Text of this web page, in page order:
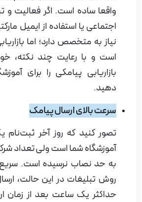
واقعا ساده است. اگر فعالیت و
اجتماعی یا استفاده از ایمیل
نیاز به متخصص دارد؛ اما
است و با رعایت چند نکته،
بازاریابی پیامکی را برای
دهید.
سرعت بالای ارسال پیامک
تصور کنید که روز آخر ثبت‌نام
آموزشگاه شما است ولی تعداد
به حد نصاب نرسیده است.
روش تبلیغات در این حالت،
حداکثر یک ساعت بعد از زمان